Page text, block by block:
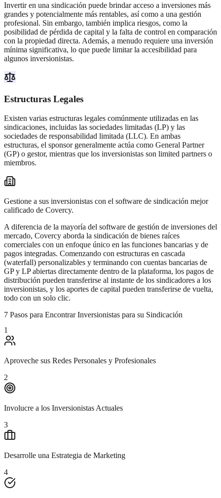
Invertir en una sindicación puede brindar acceso a inversiones más
grandes y potencialmente más rentables, así como a una gestión
profesional. Sin embargo, también implica riesgos, como la
posibilidad de pérdida de capital y la falta de control en comparación
con la propiedad directa. Además, a menudo requiere una inversión
mínima significativa, lo que puede limitar la accesibilidad para
algunos inversionistas.
Estructuras Legales
Existen varias estructuras legales comúnmente utilizadas en las
sindicaciones, incluidas las sociedades limitadas (LP) y las
sociedades de responsabilidad limitada (LLC). En ambas
estructuras, el sponsor generalmente actúa como General Partner
(GP) o gestor, mientras que los inversionistas son limited partners o
miembros.
Gestione a sus inversionistas con el software de sindicación mejor
calificado de Covercy.
A diferencia de la mayoría del software de gestión de inversiones del
mercado, Covercy aborda la sindicación de bienes raíces
comerciales con un enfoque único en las funciones bancarias y de
pagos integradas. Comenzando con estructuras en cascada
(waterfall) personalizables y terminando con cuentas bancarias de
GP y LP abiertas directamente dentro de la plataforma, los pagos de
distribución pueden transferirse al instante de los sindicadores a los
inversionistas, y los aportes de capital pueden transferirse de vuelta,
todo con un solo clic.
7 Pasos para Encontrar Inversionistas para su Sindicación
1
Aproveche sus Redes Personales y Profesionales
2
Involucre a los Inversionistas Actuales
3
Desarrolle una Estrategia de Marketing
4